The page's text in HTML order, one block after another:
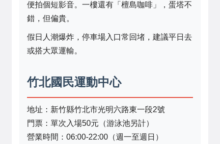
便拍個短影音。一樓還有「檀島咖啡」，蛋塔不
錯，但偏貴。
假日人潮爆炸，停車場入口常回堵，建議平日去
或搭大眾運輸。
竹北國民運動中心
地址：新竹縣竹北市光明六路東一段2號
門票：單次入場50元（游泳池另計）
營業時間：06:00-22:00（週一至週日）